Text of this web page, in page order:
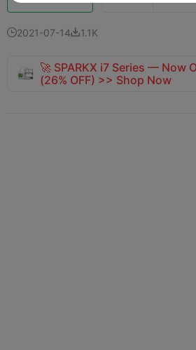
2021-07-141.1K
🚀 SPARKX i7 Series — Now
(26% OFF) >> Shop Now